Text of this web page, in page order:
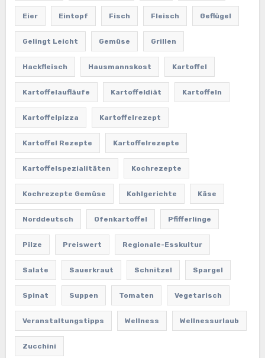
Eier Eintopf Fisch Fleisch Geflügel
Gelingt Leicht Gemüse Grillen
Hackfleisch Hausmannskost Kartoffel
Kartoffelaufläufe Kartoffeldiät Kartoffeln
Kartoffelpizza Kartoffelrezept
Kartoffel Rezepte Kartoffelrezepte
Kartoffelspezialitäten Kochrezepte
Kochrezepte Gemüse Kohlgerichte Käse
Norddeutsch Ofenkartoffel Pfifferlinge
Pilze Preiswert Regionale-Esskultur
Salate Sauerkraut Schnitzel Spargel
Spinat Suppen Tomaten Vegetarisch
Veranstaltungstipps Wellness Wellnessurlaub
Zucchini